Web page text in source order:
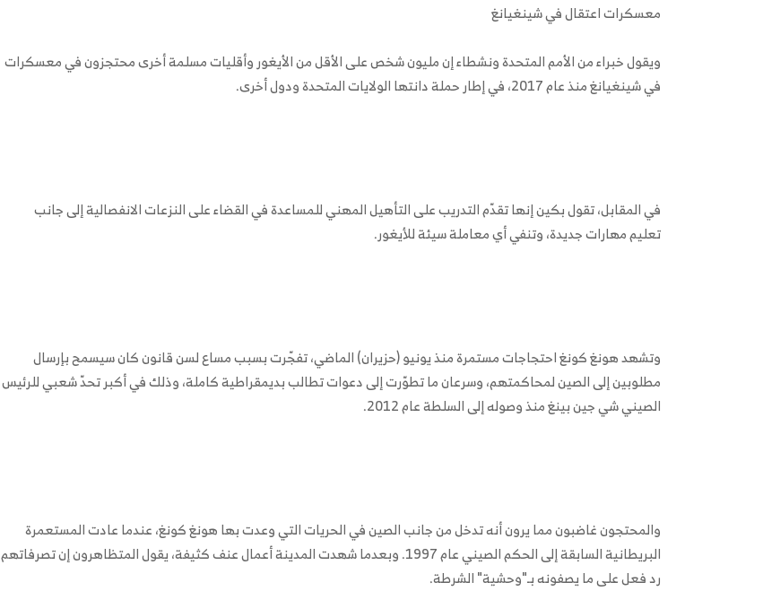
معسكرات اعتقال في شينغيانغ
ويقول خبراء من الأمم المتحدة ونشطاء إن مليون شخص على الأقل من الأيغور وأقليات مسلمة أخرى محتجزون في معسكرات
في شينغيانغ منذ عام 2017، في إطار حملة دانتها الولايات المتحدة ودول أخرى.
في المقابل، تقول بكين إنها تقدّم التدريب على التأهيل المهني للمساعدة في القضاء على النزعات الانفصالية إلى جانب
تعليم مهارات جديدة، وتنفي أي معاملة سيئة للأيغور.
وتشهد هونغ كونغ احتجاجات مستمرة منذ يونيو (حزيران) الماضي، تفجّرت بسبب مساع لسن قانون كان سيسمح بإرسال
مطلوبين إلى الصين لمحاكمتهم، وسرعان ما تطوّرت إلى دعوات تطالب بديمقراطية كاملة، وذلك في أكبر تحدّ شعبي للرئيس
الصيني شي جين بينغ منذ وصوله إلى السلطة عام 2012.
والمحتجون غاضبون مما يرون أنه تدخل من جانب الصين في الحريات التي وعدت بها هونغ كونغ، عندما عادت المستعمرة
البريطانية السابقة إلى الحكم الصيني عام 1997. وبعدما شهدت المدينة أعمال عنف كثيفة، يقول المتظاهرون إن تصرفاتهم
رد فعل على ما يصفونه بـ"وحشية" الشرطة.